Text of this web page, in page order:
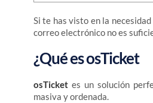
Si te has visto en la
correo electrónico no es
¿Qué es osTicket
osTicket es un solución
masiva y ordenada.